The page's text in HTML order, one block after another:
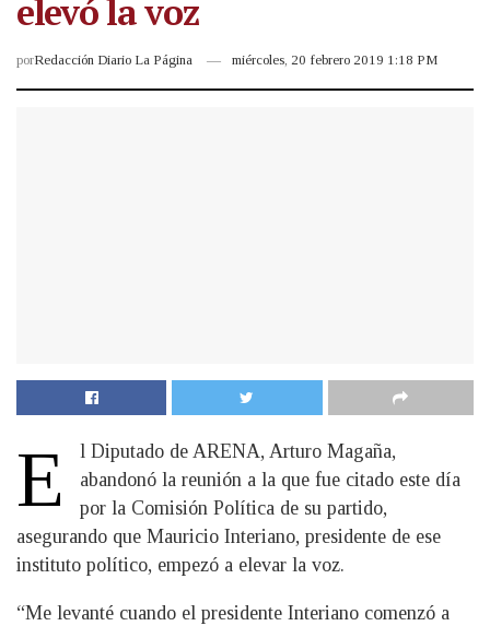
elevó la voz
porRedacción Diario La Página miércoles, 20 febrero 2019 1:18 PM
E
l Diputado de ARENA, Arturo Magaña,
abandonó la reunión a la que fue citado este día
por la Comisión Política de su partido,
asegurando que Mauricio Interiano, presidente de ese
instituto político, empezó a elevar la voz.
“Me levanté cuando el presidente Interiano comenzó a